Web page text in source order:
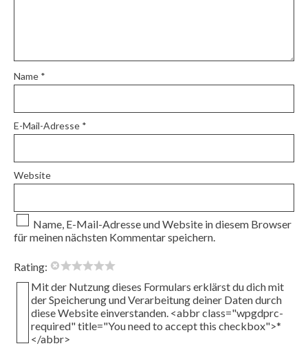
Name *
E-Mail-Adresse *
Website
Name, E-Mail-Adresse und Website in diesem Browser
für meinen nächsten Kommentar speichern.
Rating:
Mit der Nutzung dieses Formulars erklärst du dich mit
der Speicherung und Verarbeitung deiner Daten durch
diese Website einverstanden. <abbr class="wpgdprc-
required" title="You need to accept this checkbox">*
</abbr>